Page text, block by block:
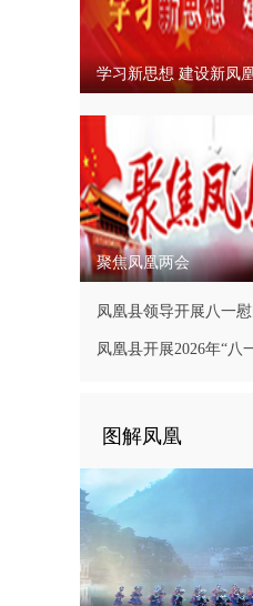
学习新思想 建设新凤
聚焦凤凰两会
凤凰县领导开展八一
凤凰县开展2026年“八
图解凤凰